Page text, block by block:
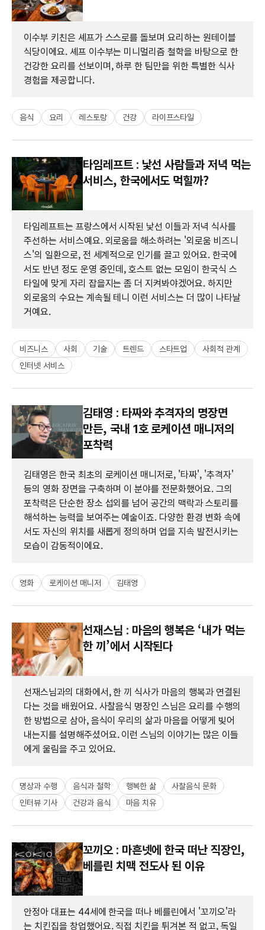
이수부 키친은 셰프가 스스로를 돌보며 요리하는 원테이블
식당이에요. 셰프 이수부는 미니멀리즘 철학을 바탕으로 한
건강한 요리를 선보이며, 하루 한 팀만을 위한 특별한 식사
경험을 제공합니다.
음식 요리 레스토랑 건강 라이프스타일
타임레프트 : 낯선 사람들과 저녁 먹는
서비스, 한국에서도 먹힐까?
타임레프트는 프랑스에서 시작된 낯선 이들과 저녁 식사를
주선하는 서비스예요. 외로움을 해소하려는 '외로움 비즈니
스'의 일환으로, 전 세계적으로 인기를 끌고 있어요. 한국에
서도 반년 정도 운영 중인데, 호스트 없는 모임이 한국식 스
타일에 맞게 자리 잡을지는 좀 더 지켜봐야겠어요. 하지만
외로움의 수요는 계속될 테니 이런 서비스는 더 많이 나타날
거예요.
비즈니스 사회 기술 트렌드 스타트업
사회적 관계
인터넷 서비스
김태영 : 타짜와 추격자의 명장면
만든, 국내 1호 로케이션 매니저의
포착력
김태영은 한국 최초의 로케이션 매니저로, '타짜', '추격자'
등의 영화 장면을 구축하며 이 분야를 전문화했어요. 그의
포착력은 단순한 장소 섭외를 넘어 공간의 맥락과 스토리를
해석하는 능력을 보여주는 예술이죠. 다양한 환경 변화 속에
서도 자신의 위치를 새롭게 정의하며 업을 지속 발전시키는
모습이 감동적이에요.
영화 로케이션 매니저 김태영
선재스님 : 마음의 행복은 ‘내가 먹는
한 끼’에서 시작된다
선재스님과의 대화에서, 한 끼 식사가 마음의 행복과 연결된
다는 것을 배웠어요. 사찰음식 명장인 스님은 요리를 수행의
한 방법으로 삼아, 음식이 우리의 삶과 마음을 어떻게 빚어
내는지를 설명해주셨어요. 이런 스님의 이야기는 많은 이들
에게 울림을 주고 있어요.
명상과 수행 음식과 철학 행복한 삶
사찰음식 문화
인터뷰 기사
건강과 음식 마음 치유
꼬끼오 : 마흔넷에 한국 떠난 직장인,
베를린 치맥 전도사 된 이유
안정아 대표는 44세에 한국을 떠나 베를린에서 '꼬끼오'라
는 치킨집을 창업했어요. 직접 치킨을 튀겨본 적 없고, 독일